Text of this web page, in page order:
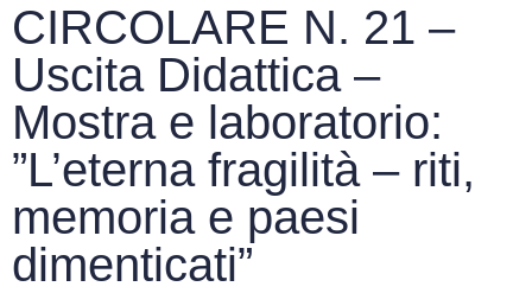
CIRCOLARE N. 21 –
Uscita Didattica –
Mostra e laboratorio:
”L’eterna fragilità – riti,
memoria e paesi
dimenticati”